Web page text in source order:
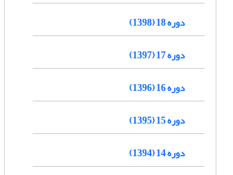
دوره 18 (1398)
دوره 17 (1397)
دوره 16 (1396)
دوره 15 (1395)
دوره 14 (1394)